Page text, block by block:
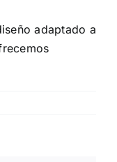
adaptado a